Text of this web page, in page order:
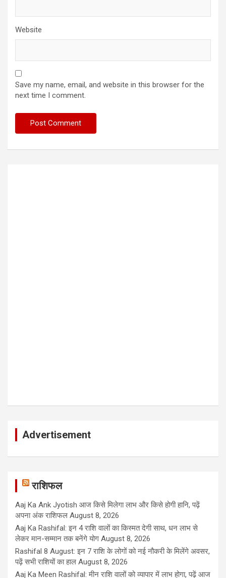
Website
Save my name, email, and website in this browser for the
next time I comment.
Advertisement
राशिफल
Aaj Ka Ank Jyotish आज किसे मिलेगा लाभ और किसे होगी हानि, पढ़ें
अपना अंक राशिफल August 8, 2026
Aaj Ka Rashifal: इन 4 राशि वालों का किस्मत देगी साथ, धन लाभ से
लेकर मान-सम्मान तक बनेंगे योग August 8, 2026
Rashifal 8 August: इन 7 राशि के लोगों को नई नौकरी के मिलेंगे अवसर,
पढ़ें सभी राशियों का हाल August 8, 2026
Aaj Ka Meen Rashifal: मीन राशि वालों को व्यापार में लाभ होगा, पढ़ें आज